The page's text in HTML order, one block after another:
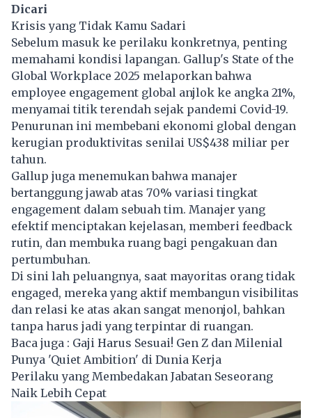
Dicari
Krisis yang Tidak Kamu Sadari
Sebelum masuk ke perilaku konkretnya, penting
memahami kondisi lapangan. Gallup's State of the
Global Workplace 2025 melaporkan bahwa
employee engagement global anjlok ke angka 21%,
menyamai titik terendah sejak pandemi Covid-19.
Penurunan ini membebani ekonomi global dengan
kerugian produktivitas senilai US$438 miliar per
tahun.
Gallup juga menemukan bahwa manajer
bertanggung jawab atas 70% variasi tingkat
engagement dalam sebuah tim. Manajer yang
efektif menciptakan kejelasan, memberi feedback
rutin, dan membuka ruang bagi pengakuan dan
pertumbuhan.
Di sini lah peluangnya, saat mayoritas orang tidak
engaged, mereka yang aktif membangun visibilitas
dan relasi ke atas akan sangat menonjol, bahkan
tanpa harus jadi yang terpintar di ruangan.
Baca juga : Gaji Harus Sesuai! Gen Z dan Milenial
Punya 'Quiet Ambition' di Dunia Kerja
Perilaku yang Membedakan Jabatan Seseorang
Naik Lebih Cepat